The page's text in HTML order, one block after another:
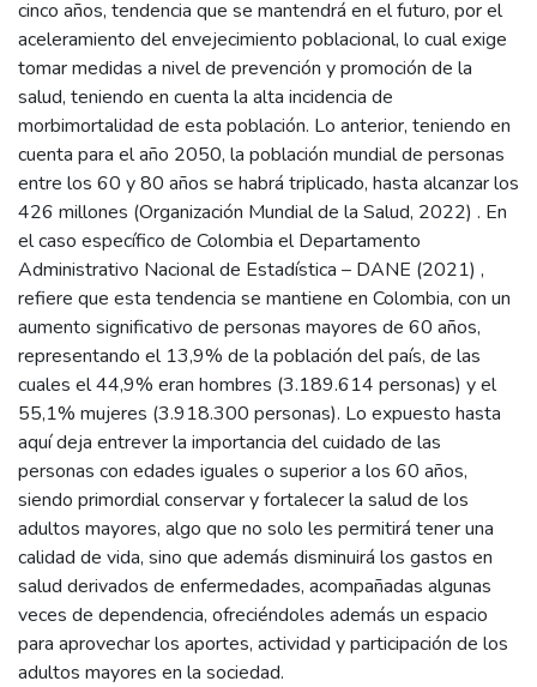
cinco años, tendencia que se mantendrá en el futuro, por el
aceleramiento del envejecimiento poblacional, lo cual exige
tomar medidas a nivel de prevención y promoción de la
salud, teniendo en cuenta la alta incidencia de
morbimortalidad de esta población. Lo anterior, teniendo en
cuenta para el año 2050, la población mundial de personas
entre los 60 y 80 años se habrá triplicado, hasta alcanzar los
426 millones (Organización Mundial de la Salud, 2022) . En
el caso específico de Colombia el Departamento
Administrativo Nacional de Estadística – DANE (2021) ,
refiere que esta tendencia se mantiene en Colombia, con un
aumento significativo de personas mayores de 60 años,
representando el 13,9% de la población del país, de las
cuales el 44,9% eran hombres (3.189.614 personas) y el
55,1% mujeres (3.918.300 personas). Lo expuesto hasta
aquí deja entrever la importancia del cuidado de las
personas con edades iguales o superior a los 60 años,
siendo primordial conservar y fortalecer la salud de los
adultos mayores, algo que no solo les permitirá tener una
calidad de vida, sino que además disminuirá los gastos en
salud derivados de enfermedades, acompañadas algunas
veces de dependencia, ofreciéndoles además un espacio
para aprovechar los aportes, actividad y participación de los
adultos mayores en la sociedad.